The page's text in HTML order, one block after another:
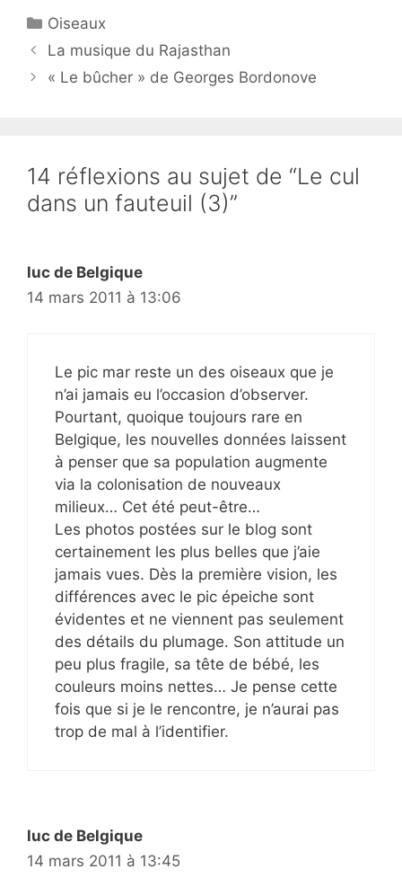
Catégories
Oiseaux
La musique du Rajasthan
« Le bûcher » de Georges Bordonove
14 réflexions au sujet de “Le cul
dans un fauteuil (3)”
luc de Belgique
14 mars 2011 à 13:06
Le pic mar reste un des oiseaux que je
n’ai jamais eu l’occasion d’observer.
Pourtant, quoique toujours rare en
Belgique, les nouvelles données laissent
à penser que sa population augmente
via la colonisation de nouveaux
milieux… Cet été peut-être…
Les photos postées sur le blog sont
certainement les plus belles que j’aie
jamais vues. Dès la première vision, les
différences avec le pic épeiche sont
évidentes et ne viennent pas seulement
des détails du plumage. Son attitude un
peu plus fragile, sa tête de bébé, les
couleurs moins nettes… Je pense cette
fois que si je le rencontre, je n’aurai pas
trop de mal à l’identifier.
luc de Belgique
14 mars 2011 à 13:45